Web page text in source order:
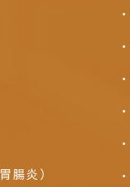
腸炎）